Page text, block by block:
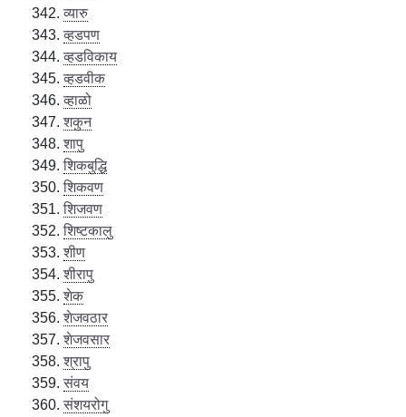
व्यारु
व्हडपण
व्हडविकाय
व्हडवीक
व्हाळो
शकुन
शापु
शिकबुद्धि
शिकवण
शिजवण
शिष्टकालु
शीण
शीरापु
शेक
शेजवठार
शेजवसार
श्रापु
संवय
संशयरोगु